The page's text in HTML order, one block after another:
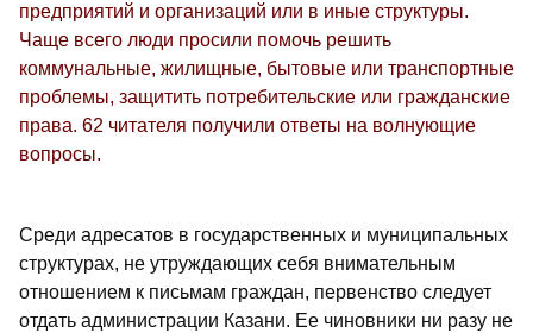
предприятий и организаций или в иные структуры.
Чаще всего люди просили помочь решить
коммунальные, жилищные, бытовые или транспортные
проблемы, защитить потребительские или гражданские
права. 62 читателя получили ответы на волнующие
вопросы.
Среди адресатов в государственных и муниципальных
структурах, не утруждающих себя внимательным
отношением к письмам граждан, первенство следует
отдать администрации Казани. Ее чиновники ни разу не